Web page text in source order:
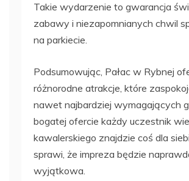
Takie wydarzenie to gwarancja
zabawy i niezapomnianych chwil
na parkiecie.
Podsumowując, Pałac w Rybnej
różnorodne atrakcje, które
nawet najbardziej wymagających
bogatej ofercie każdy uczestnik
kawalerskiego znajdzie coś dla
sprawi, że impreza będzie
wyjątkowa.